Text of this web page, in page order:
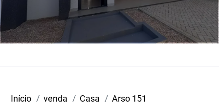
Início venda Casa Arso 151